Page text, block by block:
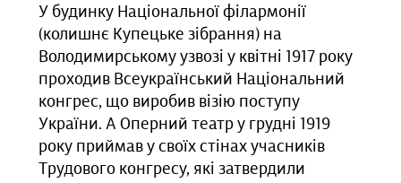
У будинку Національної філармонії
(колишнє Купецьке зібрання) на
Володимирському узвозі у квітні 1917 року
проходив Всеукраїнський Національний
конгрес, що виробив візію поступу
України. А Оперний театр у грудні 1919
року приймав у своїх стінах учасників
Трудового конгресу, які затвердили